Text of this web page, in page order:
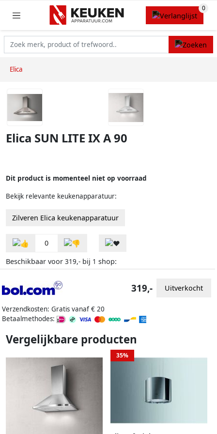
Elica
Elica SUN LITE IX A 90
Dit product is momenteel niet op voorraad
Bekijk relevante keukenapparatuur:
Zilveren Elica keukenapparatuur
0
Beschikbaar voor 319,- bij 1 shop:
Verzendkosten: Gratis vanaf € 20
Betaalmethodes:
319,- Uitverkocht
Vergelijkbare producten
35%